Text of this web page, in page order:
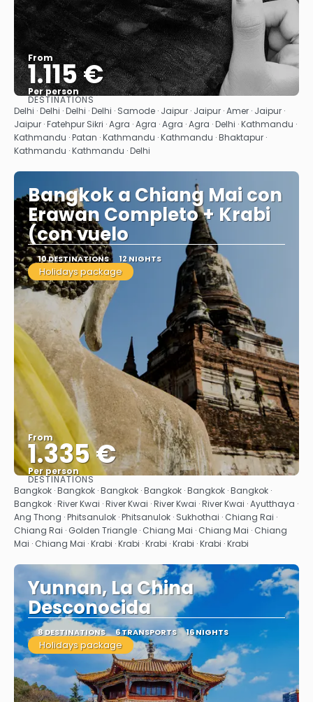
From
1.115 €
Per person
See
DESTINATIONS
Delhi · Delhi · Delhi · Delhi · Samode · Jaipur · Jaipur · Amer · Jaipur ·
Jaipur · Fatehpur Sikri · Agra · Agra · Agra · Agra · Delhi · Kathmandu ·
Kathmandu · Patan · Kathmandu · Kathmandu · Bhaktapur ·
Kathmandu · Kathmandu · Delhi
Bangkok a Chiang Mai con
Erawan Completo + Krabi
(con vuelo
10 DESTINATIONS 12 NIGHTS
Holidays package
From
1.335 €
Per person
See
DESTINATIONS
Bangkok · Bangkok · Bangkok · Bangkok · Bangkok · Bangkok ·
Bangkok · River Kwai · River Kwai · River Kwai · River Kwai · Ayutthaya ·
Ang Thong · Phitsanulok · Phitsanulok · Sukhothai · Chiang Rai ·
Chiang Rai · Golden Triangle · Chiang Mai · Chiang Mai · Chiang
Mai · Chiang Mai · Krabi · Krabi · Krabi · Krabi · Krabi · Krabi
Yunnan, La China
Desconocida
8 DESTINATIONS 6 TRANSPORTS 16 NIGHTS
Holidays package